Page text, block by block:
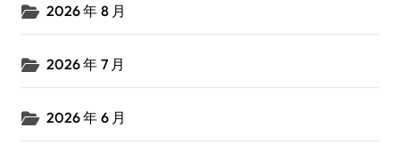
2026 年 8 月
2026 年 7 月
2026 年 6 月